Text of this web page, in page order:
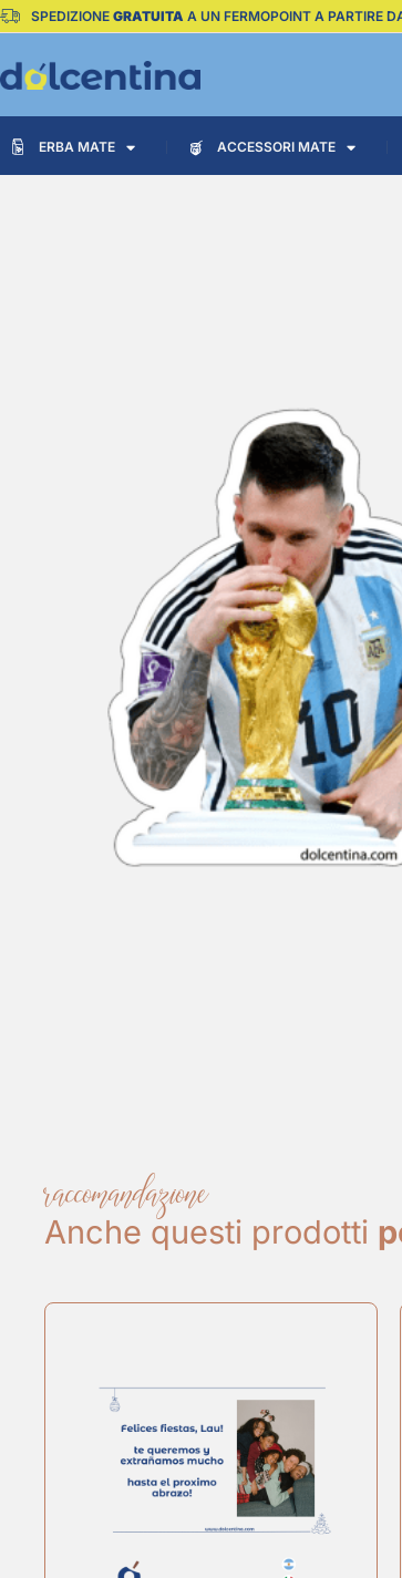
SPEDIZIONE GRATUITA A UN FERMOPOINT A PARTIRE
ERBA MATE ACCESSORI MATE
raccomandazione
Anche questi prodotti